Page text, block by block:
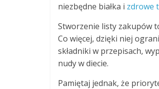
niezbędne białka i zdrowe
Stworzenie listy zakupów
Co więcej, dzięki niej
składniki w przepisach,
nudy w diecie.
Pamiętaj jednak, że